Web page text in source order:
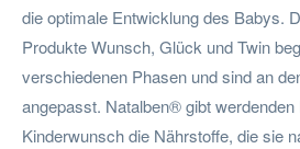
die optimale Entwicklung des Babys.
Produkte Wunsch, Glück und Twin
verschiedenen Phasen und sind an
angepasst. Natalben® gibt
Kinderwunsch die Nährstoffe, die sie